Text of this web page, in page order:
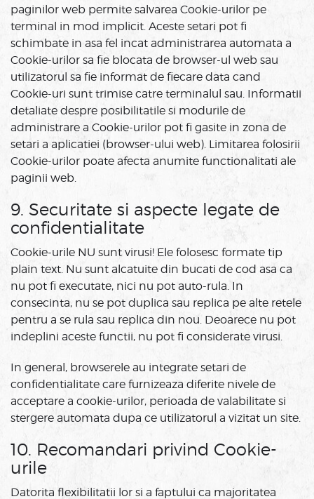
paginilor web permite salvarea Cookie-urilor pe
terminal in mod implicit. Aceste setari pot fi
schimbate in asa fel incat administrarea automata a
Cookie-urilor sa fie blocata de browser-ul web sau
utilizatorul sa fie informat de fiecare data cand
Cookie-uri sunt trimise catre terminalul sau. Informatii
detaliate despre posibilitatile si modurile de
administrare a Cookie-urilor pot fi gasite in zona de
setari a aplicatiei (browser-ului web). Limitarea folosirii
Cookie-urilor poate afecta anumite functionalitati ale
paginii web.
9. Securitate si aspecte legate de
confidentialitate
Cookie-urile NU sunt virusi! Ele folosesc formate tip
plain text. Nu sunt alcatuite din bucati de cod asa ca
nu pot fi executate, nici nu pot auto-rula. In
consecinta, nu se pot duplica sau replica pe alte retele
pentru a se rula sau replica din nou. Deoarece nu pot
indeplini aceste functii, nu pot fi considerate virusi.
In general, browserele au integrate setari de
confidentialitate care furnizeaza diferite nivele de
acceptare a cookie-urilor, perioada de valabilitate si
stergere automata dupa ce utilizatorul a vizitat un site.
10. Recomandari privind Cookie-
urile
Datorita flexibilitatii lor si a faptului ca majoritatea